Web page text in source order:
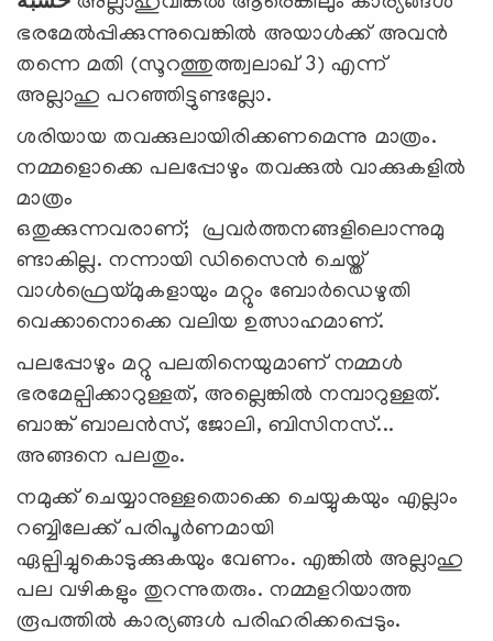
ഭരമേല്‍പ്പിക്കുന്നുവെങ്കില്‍ അയാള്‍ക്ക്‌ അവന്‍
തന്നെ മതി (സൂറത്തുത്ത്വലാഖ്‌ 3) എന്ന്
അല്ലാഹു പറഞ്ഞിട്ടുണ്ടല്ലോ.
ശരിയായ തവക്കുലായിരിക്കണമെന്നു മാത്രം.
നമ്മളൊക്കെ പലപ്പോഴും തവക്കുല്‍ വാക്കുകളില്‍
മാത്രം
ഒതുക്കുന്നവരാണ്; പ്രവര്‍ത്തനങ്ങളിലൊന്നുമു
ണ്ടാകില്ല. നന്നായി ഡിസൈന്‍ ചെയ്ത്
വാള്‍ഫ്രെയ്മുകളായും മറ്റും ബോര്‍ഡെഴുതി
വെക്കാനൊക്കെ വലിയ ഉത്സാഹമാണ്.
പലപ്പോഴും മറ്റു പലതിനെയുമാണ് നമ്മള്‍
ഭരമേല്പിക്കാറുള്ളത്, അല്ലെങ്കില്‍ നമ്പാറുള്ളത്.
ബാങ്ക് ബാലന്‍സ്, ജോലി, ബിസിനസ്...
അങ്ങനെ പലതും.
നമുക്ക് ചെയ്യാനുള്ളതൊക്കെ ചെയ്യുകയും എല്ലാം
റബ്ബിലേക്ക് പരിപൂര്‍ണമായി
ഏല്പിച്ചുകൊടുക്കുകയും വേണം. എങ്കില്‍ അല്ലാഹു
പല വഴികളും തുറന്നുതരും. നമ്മളറിയാത്ത
രൂപത്തില്‍ കാര്യങ്ങള്‍ പരിഹരിക്കപ്പെടും.